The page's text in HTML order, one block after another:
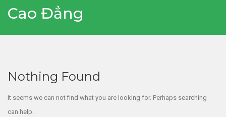
Cao Đẳng
Nothing Found
It seems we can not find what you are looking for. Perhaps searching
can help.